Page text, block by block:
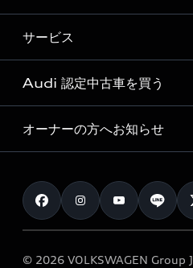
デジタルサービス
試乗車・展示車検索
見積り依頼
試乗予約
特別仕様モデル / 限定モデル
e-tronラインアップ
価格シミュレーション
車両比較
カタログ一覧
純正アクセサリー
オンラインショップ
Audi collection
アウディナビアプリ
サービス
サービス入庫予約
サービスプログラム
メンテナンス
車検 / 定期点検
e-tronアフターサポート
Audi 認定中古車を買う
Audi認定中古車
クオリティ
保証
メンテナンス
オーナーの方へお知らせ
お知らせ
オーナー様向けキャンペーン
© 2026 VOLKSWAGEN Group